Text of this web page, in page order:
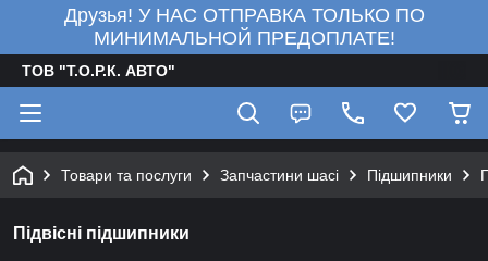
Друзья! У НАС ОТПРАВКА ТОЛЬКО ПО
МИНИМАЛЬНОЙ ПРЕДОПЛАТЕ!
ТОВ "Т.О.Р.К. АВТО"
Товари та послуги Запчастини шасі Підшипники
Підвісні підшипники